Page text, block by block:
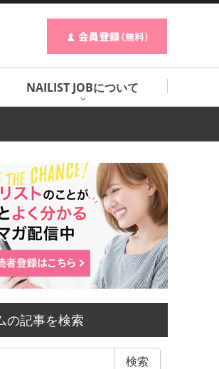
NAILIST JOBについて
の記事を検索